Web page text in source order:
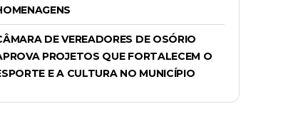
DE VEREADORES DE OSÓRIO
PROJETOS QUE FORTALECEM O
E A CULTURA NO MUNICÍPIO